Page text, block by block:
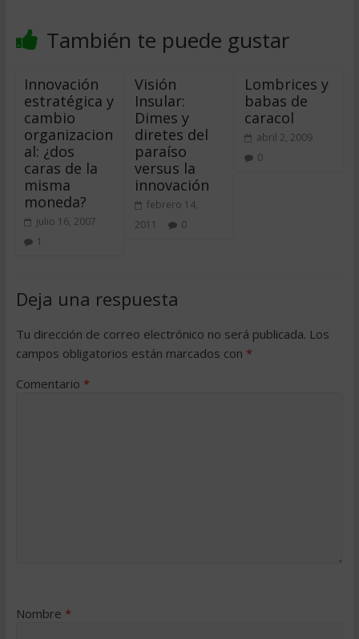
También te puede gustar
Innovación
estratégica y
cambio
organizacion
al: ¿dos
caras de la
misma
moneda?
julio 16, 2007
1
Visión
Insular:
Dimes y
diretes del
paraíso
versus la
innovación
febrero 14,
2011
0
Lombrices y
babas de
caracol
abril 2, 2009
0
Deja una respuesta
Tu dirección de correo electrónico no será publicada. Los
campos obligatorios están marcados con *
Comentario *
Nombre *